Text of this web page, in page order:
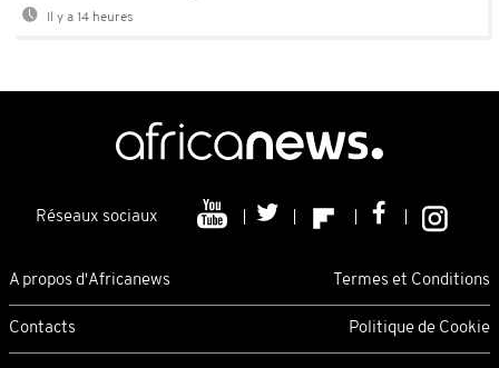
Il y a 14 heures
Réseaux sociaux
A propos d'Africanews Termes et Conditions
Contacts Politique de Cookie